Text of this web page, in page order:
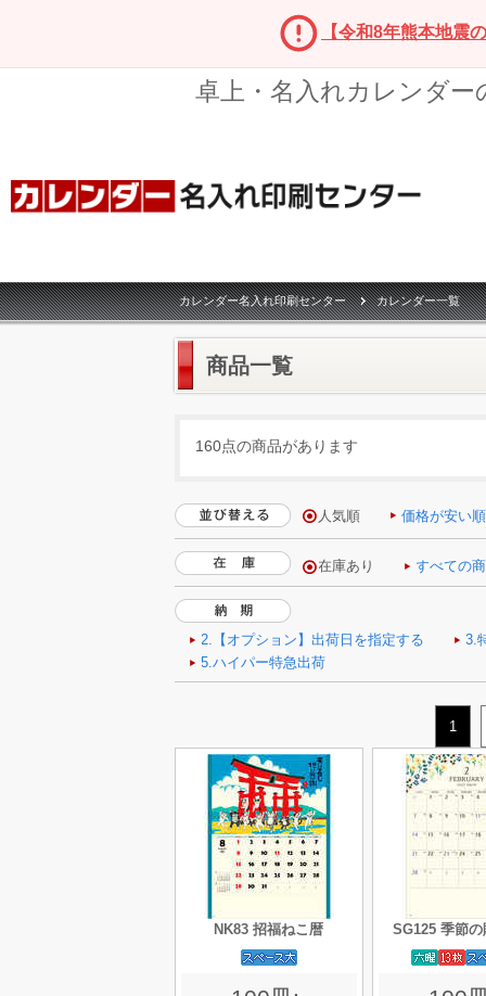
【令和8年熊本地震
卓上・名入れカレンダ
カレンダー名入れ印刷センター カレンダー一覧
商品一覧
160点の商品があります
人気順 価格が安い順
1
NK83 招福ねこ暦 SG125 季節